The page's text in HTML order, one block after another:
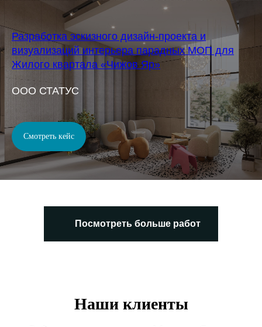
Разработка эскизного дизайн-проекта и
визуализаций интерьера парадных МОП для
Жилого квартала «Чижов Яр»
OOO СТАТУС
Смотреть кейс
Посмотреть больше работ
Наши клиенты